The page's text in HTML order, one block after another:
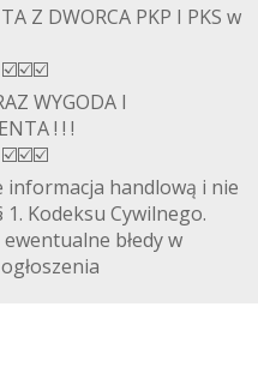
Z DWORCA PKP I PKS w
☑️☑️☑️
WYGODA I
! ! !
☑️☑️☑️
informacja handlową i nie
Kodeksu Cywilnego.
błedy w